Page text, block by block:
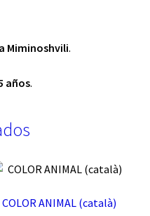
Miminoshvili.
años.
COLOR ANIMAL (català)